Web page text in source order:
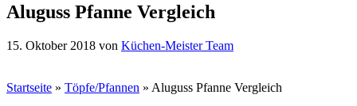
Aluguss Pfanne Vergleich
15. Oktober 2018 von Küchen-Meister Team
Startseite » Töpfe/Pfannen » Aluguss Pfanne Vergleich